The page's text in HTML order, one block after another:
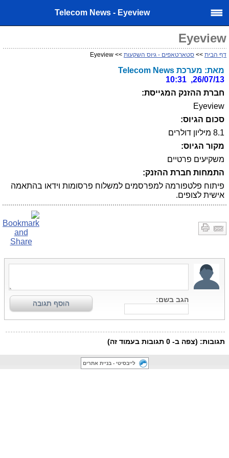
Telecom News - Eyeview
Eyeview
דף הבית >> סטארטאפים - גיוס השקעות >> Eyeview
מאת: מערכת Telecom News
26/07/13, 10:31
חברת ההזנק המגייסת:
Eyeview
סכום הגיוס:
8.1 מיליון דולרים
מקור הגיוס:
משקיעים פרטיים
התמחות חברת ההזנק:
פיתוח פלטפורמה למפרסמים למשלוח פרסומות וידאו בהתאמה
אישית לצופים.
לייבסיטי - בניית אתרים